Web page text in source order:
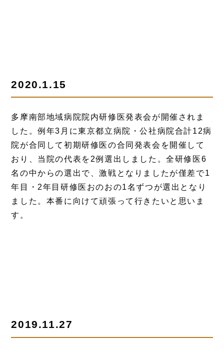
2020.1.15
多摩南部地域病院院内研修医発表会が開催されま
した。例年3月に東京都立病院・公社病院合計12病
院が合同して初期研修医の合同発表会を開催して
おり、当院の代表を2例選出しました。全研修医6
名の中からの選出で、激戦となりましたが僅差で1
年目・2年目研修医おのおの1名ずつが選出となり
ました。本番に向けて頑張って行きたいと思いま
す。
2019.11.27